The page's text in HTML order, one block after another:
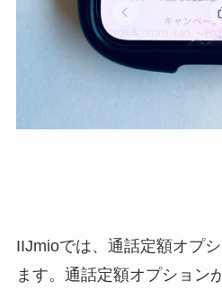
IIJmioでは、通話定額オプ
ます。通話定額オプションが